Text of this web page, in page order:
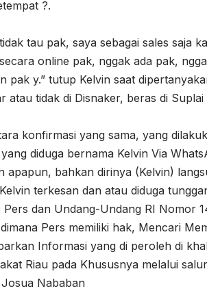
?.
tau pak, saya sebagai sales saja
online pak, nggak ada pak,
pak y.” tutup Kelvin saat
atau tidak di Disnaker, beras di
konfirmasi yang sama, yang
diduga bernama Kelvin Via
apapun, bahkan dirinya (Kelvin)
terkesan dan atau diduga
Pers dan Undang-Undang RI Nomor
Pers memiliki hak, Mencari
Informasi yang di peroleh di
Riau pada Khususnya melalui
Nababan